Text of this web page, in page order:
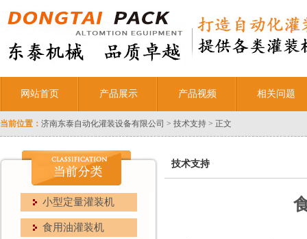
网站首页 产品展示 产品视频 相关问题
当前位置： 济南东泰自动化灌装设备有限公司 > 技术支持 > 正文
小型定量灌装机
食用油灌装机
技术支持